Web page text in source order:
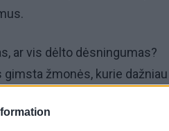
ar vis dėlto dėsningumas?
žmonės, kurie